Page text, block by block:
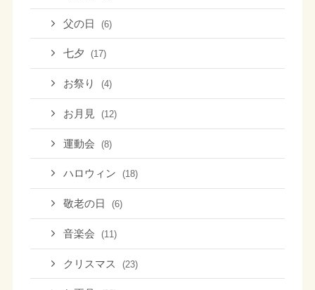
父の日 (6)
七夕 (17)
お祭り (4)
お月見 (12)
運動会 (8)
ハロウィン (18)
敬老の日 (6)
音楽会 (11)
クリスマス (23)